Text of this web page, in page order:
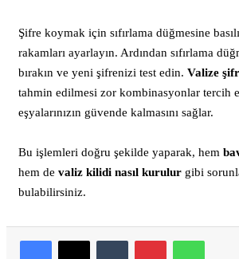
Şifre koymak için sıfırlama düğmesine
rakamları ayarlayın. Ardından sıfırlama
bırakın ve yeni şifrenizi test edin. Valize
tahmin edilmesi zor kombinasyonlar tercih
eşyalarınızın güvende kalmasını sağlar.
Bu işlemleri doğru şekilde yaparak, hem
hem de valiz kilidi nasıl kurulur gibi
bulabilirsiniz.